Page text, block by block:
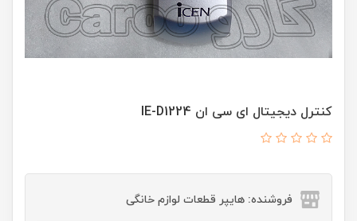
کنترل دیجیتال ای سی ان IE-D1224
فروشنده: هایپر قطعات لوازم خانگی